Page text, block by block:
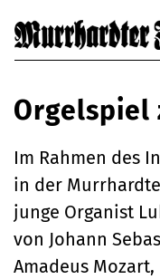
Orgelspiel
Im Rahmen des
in der
junge Organist
von Johann
Amadeus